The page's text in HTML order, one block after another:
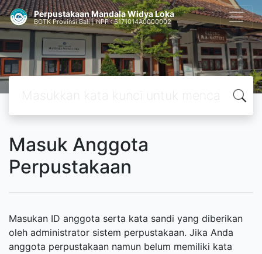
Perpustakaan Mandala Widya Loka
BGTK Provinsi Bali | NPP : 5171014A0000002
Masuk Anggota
Perpustakaan
Masukan ID anggota serta kata sandi yang diberikan
oleh administrator sistem perpustakaan. Jika Anda
anggota perpustakaan namun belum memiliki kata